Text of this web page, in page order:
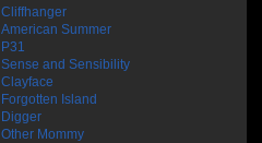
Cliffhanger
American Summer
P31
Sense and Sensibility
Clayface
Forgotten Island
Digger
Other Mommy